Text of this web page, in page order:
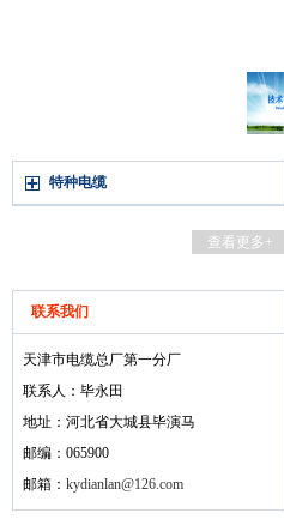
特种电缆
查看更多+
联系我们
天津市电缆总厂第一分厂
联系人：毕永田
地址：河北省大城县毕演马
邮编：065900
邮箱： kydianlan@126.com